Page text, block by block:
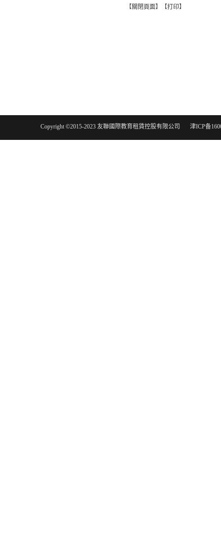
【 關閉頁面】【打印】
Copyright ©2015-2023 友聯國際教育租賃控股有限公司 津ICP备